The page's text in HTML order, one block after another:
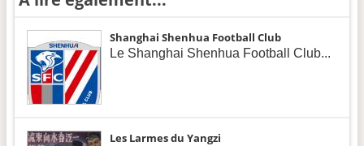
Shanghai Shenhua Football Club
Le Shanghai Shenhua Football Club...
Les Larmes du Yangzi